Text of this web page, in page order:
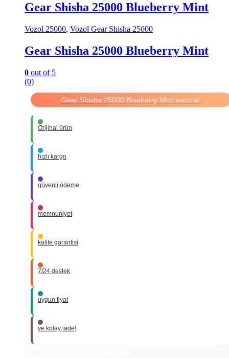
Gear Shisha 25000 Blueberry Mint
Vozol 25000, Vozol Gear Shisha 25000
Gear Shisha 25000 Blueberry Mint
0 out of 5
(0)
Gear Shisha 25000 Blueberry Mint satın al.
Orijinal ürün
hızlı kargo
güvenli ödeme
memnuniyet
kalite garantisi
7/24 destek
uygun fiyat
ve kolay iade!